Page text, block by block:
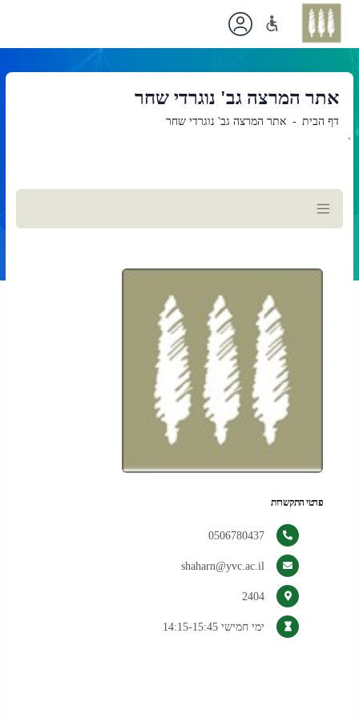
אתר המרצה גב' נוגרדי שחר
דף הבית אתר המרצה גב' נוגרדי שחר
`
תוכן
ראשי
פרטי התקשרות
0506780437
shaharn@yvc.ac.il
2404
ימי חמישי 14:15-15:45